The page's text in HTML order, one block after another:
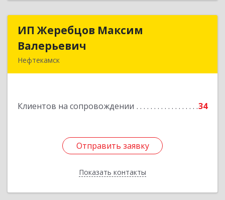
ИП Жеребцов Максим
Валерьевич
Нефтекамск
Клиентов на сопровождении 34
Отправить заявку
Показать контакты
ИП Жеребцов Максим
Подробнее
Отправить заявку
Назад